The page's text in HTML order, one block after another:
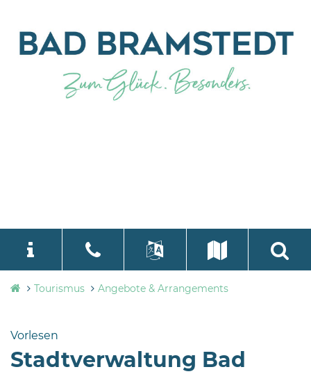
Tourismusbüro
Bramstedt
language
Tourismus Angebote & Arrangements
Vorlesen
Stadtverwaltung Bad